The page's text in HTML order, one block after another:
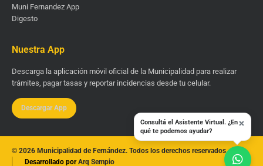
Muni Fernandez App
Digesto
Nuestra App
Descarga la aplicación móvil oficial de la Municipalidad para realizar
trámites, pagar tasas y reportar incidencias desde tu celular.
Descargar App
© 2026 Municipalidad de Fernández. Todos los derechos reservados.
Desarrollado porArq Sempio
Consultá el Asistente Virtual. ¿En
qué te podemos ayudar?
×